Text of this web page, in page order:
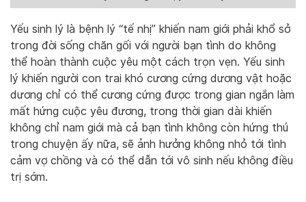
Yếu sinh lý là bệnh lý “tế nhị” khiến nam giới phải khổ sở
trong đời sống chăn gối với người bạn tình do không
thể hoàn thành cuộc yêu một cách trọn vẹn. Yếu sinh
lý khiến người con trai khó cương cứng dương vật hoặc
dương chỉ có thể cương cứng được trong gian ngắn làm
mất hứng cuộc yêu đương, trong thời gian dài khiến
không chỉ nam giới mà cả bạn tình không còn hứng thú
trong chuyện ấy nữa, sẽ ảnh hưởng không nhỏ tới tình
cảm vợ chồng và có thể dẫn tới vô sinh nếu không điều
trị sớm.